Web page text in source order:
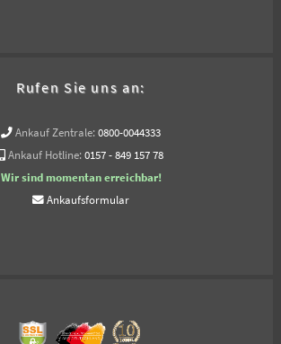
Rufen Sie uns an:
Ankauf Zentrale: 0800-0044333
Ankauf Hotline: 0157 - 849 157 78
Wir sind momentan erreichbar!
Ankaufsformular